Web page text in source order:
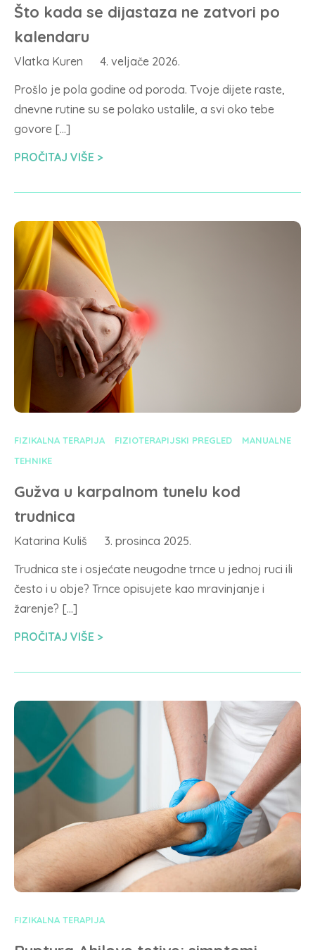
Što kada se dijastaza ne zatvori po
kalendaru
Vlatka Kuren
4. veljače 2026.
Prošlo je pola godine od poroda. Tvoje dijete raste,
dnevne rutine su se polako ustalile, a svi oko tebe
govore […]
PROČITAJ VIŠE
FIZIKALNA TERAPIJA FIZIOTERAPIJSKI PREGLED
MANUALNE
TEHNIKE
Gužva u karpalnom tunelu kod
trudnica
Katarina Kuliš
3. prosinca 2025.
Trudnica ste i osjećate neugodne trnce u jednoj ruci ili
često i u obje? Trnce opisujete kao mravinjanje i
žarenje? […]
PROČITAJ VIŠE
FIZIKALNA TERAPIJA